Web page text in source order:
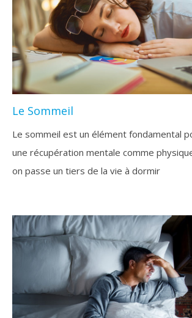
Le Sommeil
Le sommeil est un élément fondamental
une récupération mentale comme
on passe un tiers de la vie à dormir